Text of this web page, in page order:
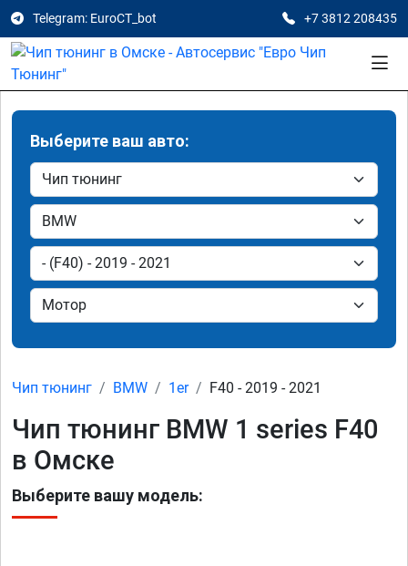
Telegram: EuroCT_bot +7 3812 208435
Выберите ваш авто:
Чип тюнинг BMW 1er F40 - 2019 - 2021
Чип тюнинг BMW 1 series F40
в Омске
Выберите вашу модель: